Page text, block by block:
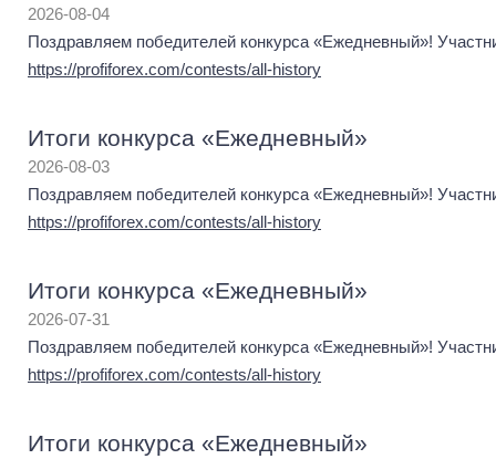
2026-08-04
Поздравляем победителей конкурса «Ежедневный»!
https://profiforex.com/contests/all-history
Итоги конкурса «Ежедневный»
2026-08-03
Поздравляем победителей конкурса «Ежедневный»!
https://profiforex.com/contests/all-history
Итоги конкурса «Ежедневный»
2026-07-31
Поздравляем победителей конкурса «Ежедневный»!
https://profiforex.com/contests/all-history
Итоги конкурса «Ежедневный»